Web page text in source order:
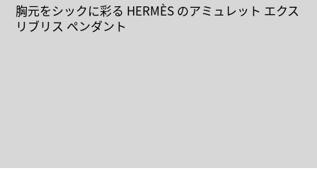
胸元をシックに彩る HERMÈS のアミュレット エクス
リブリス ペンダント